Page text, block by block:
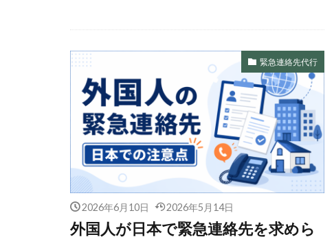
緊急連絡先代行
2026年6月10日 2026年5月14日
外国人が日本で緊急連絡先を求めら